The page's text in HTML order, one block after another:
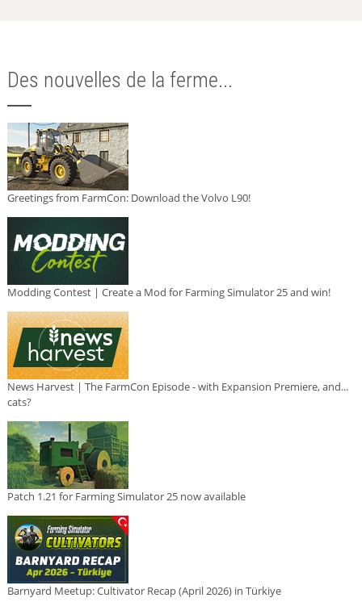
Des nouvelles de la ferme...
Greetings from FarmCon: Download the Volvo L90!
Modding Contest | Create a Mod for Farming Simulator 25 and win!
News Harvest | The FarmCon Episode - with Expansion Premiere, and...
cats?
Patch 1.21 for Farming Simulator 25 now available
Barnyard Meetup: Cultivator Recap (April 2026) in Türkiye